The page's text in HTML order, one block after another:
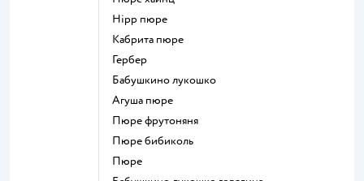
hipp пюре
кабрита пюре
гербер
бабушкино лукошко
агуша пюре
пюре фрутоняня
пюре бибиколь
пюре